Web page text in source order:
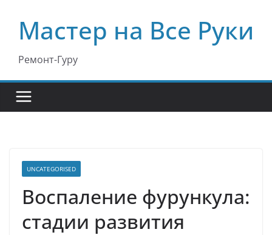
содержимому
Мастер на Все Руки
Ремонт-Гуру
UNCATEGORISED
Воспаление фурункула:
стадии развития